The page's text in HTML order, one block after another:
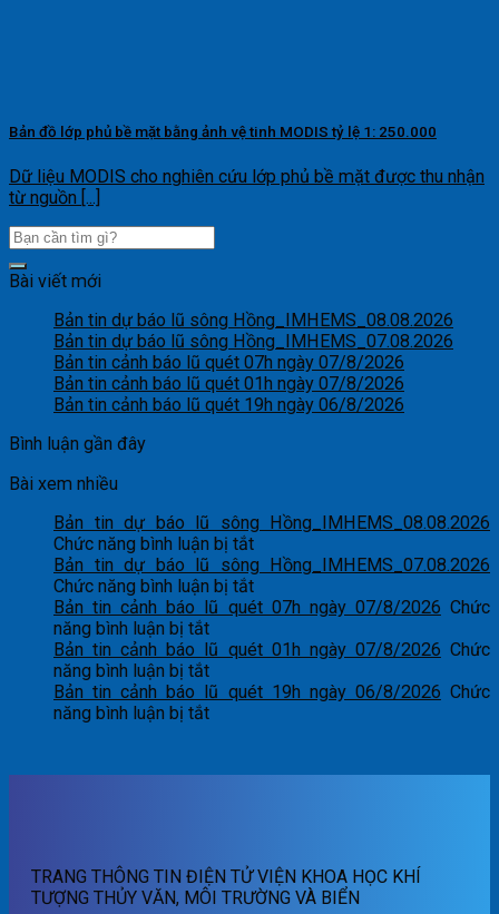
Bản đồ lớp phủ bề mặt bằng ảnh vệ tinh MODIS tỷ lệ 1: 250.000
Dữ liệu MODIS cho nghiên cứu lớp phủ bề mặt được thu nhận
từ nguồn [...]
Bài viết mới
Bản tin dự báo lũ sông Hồng_IMHEMS_08.08.2026
Bản tin dự báo lũ sông Hồng_IMHEMS_07.08.2026
Bản tin cảnh báo lũ quét 07h ngày 07/8/2026
Bản tin cảnh báo lũ quét 01h ngày 07/8/2026
Bản tin cảnh báo lũ quét 19h ngày 06/8/2026
Bình luận gần đây
Bài xem nhiều
Bản tin dự báo lũ sông Hồng_IMHEMS_08.08.2026
Chức năng bình luận bị tắtở
Bản
tin
dự
lũ
Hồng_IMHEMS_08.08.2026
Bản tin dự báo lũ sông Hồng_IMHEMS_07.08.2026
Chức năng bình luận bị tắtở
Bản
dự
lũ
Bản tin cảnh báo lũ quét 07h ngày 07/8/2026 Chức
năng bình luận bị tắtở
Bản
tin
cảnh
báo
07h
Bản tin cảnh báo lũ quét 01h ngày 07/8/2026 Chức
năng bình luận bị tắtở
Bản
tin
lũ
Bản tin cảnh báo lũ quét 19h ngày 06/8/2026 Chức
năng bình luận bị tắtở
cảnh
ngày
06/8/2026
TRANG THÔNG TIN ĐIỆN TỬ VIỆN KHOA HỌC KHÍ
TƯỢNG THỦY VĂN, MÔI TRƯỜNG VÀ BIỂN